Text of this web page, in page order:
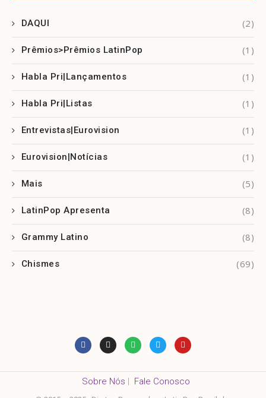
DAQUI (2)
Prêmios>Prêmios LatinPop (1)
Habla Pri|Lançamentos (1)
Habla Pri|Listas (1)
Entrevistas|Eurovision (1)
Eurovision|Notícias (1)
Mais (5)
LatinPop Apresenta (8)
Grammy Latino (8)
Chismes (69)
Sobre Nós | Fale Conosco